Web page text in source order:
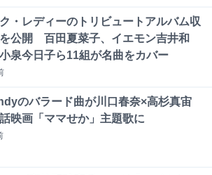
・レディーのトリビュートアルバム収
公開 百田夏菜子、イエモン吉井和
泉今日子ら11組が名曲をカバー
のバラード曲が川口春奈×高杉真宙
映画「ママせか」主題歌に